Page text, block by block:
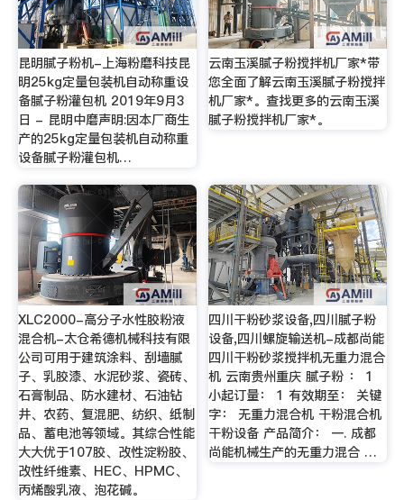
昆明腻子粉机-上海粉磨科技昆
明25kg定量包装机自动称重设
备腻子粉灌包机 2019年9月3
日 - 昆明中磨声明:因本厂商生
产的25kg定量包装机自动称重
设备腻子粉灌包机…
云南玉溪腻子粉搅拌机厂家*带
您全面了解云南玉溪腻子粉搅拌
机厂家*。查找更多的云南玉溪
腻子粉搅拌机厂家*。
XLC2000-高分子水性胶粉液
混合机-太仓希德机械科技有限
公司可用于建筑涂料、刮墙腻
子、乳胶漆、水泥砂浆、瓷砖、
石膏制品、防水建材、石油钻
井、农药、复混肥、纺织、纸制
品、蓄电池等领域。其综合性能
大大优于107胶、改性淀粉胶、
改性纤维素、HEC、HPMC、
丙烯酸乳液、泡花碱。
四川干粉砂浆设备,四川腻子粉
设备,四川螺旋输送机-成都尚能
四川干粉砂浆搅拌机无重力混合
机 云南贵州重庆 腻子粉 ： 1
小起订量： 1 有效期至： 关键
字： 无重力混合机 干粉混合机
干粉设备 产品简介： 一. 成都
尚能机械生产的无重力混合 …